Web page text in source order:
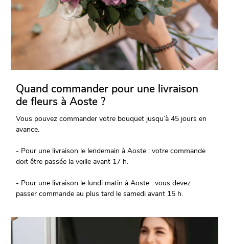
Quand commander pour une livraison
de fleurs à Aoste ?
Vous pouvez commander votre bouquet jusqu’à 45 jours en
avance.
- Pour une livraison le lendemain à Aoste : votre commande
doit être passée la veille avant 17 h.
- Pour une livraison le lundi matin à Aoste : vous devez
passer commande au plus tard le samedi avant 15 h.